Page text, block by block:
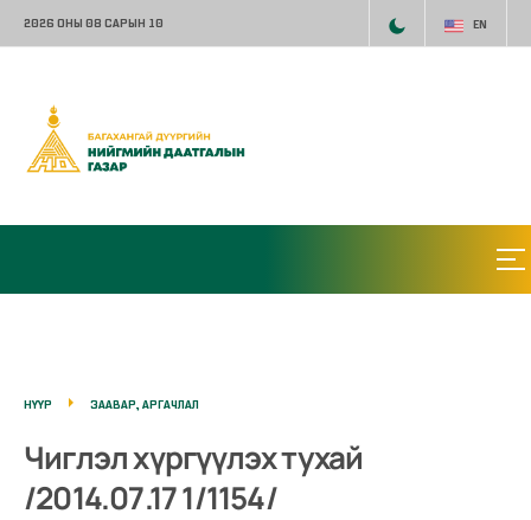
2026 ОНЫ 08 САРЫН 10 EN
НҮҮР ЗААВАР, АРГАЧЛАЛ
Чиглэл хүргүүлэх тухай
/2014.07.17 1/1154/